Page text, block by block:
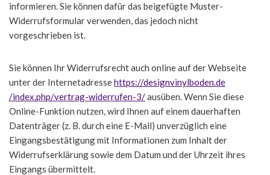
informieren. Sie können dafür das beigefügte Muster-
Widerrufsformular verwenden, das jedoch nicht
vorgeschrieben ist.
Sie können Ihr Widerrufsrecht auch online auf der Webseite
unter der Internetadressehttps://designvinylboden.de
/index.php/vertrag-widerrufen-3/ausüben. Wenn Sie diese
Online-Funktion nutzen, wird Ihnen auf einem dauerhaften
Datenträger (z. B. durch eine E-Mail) unverzüglich eine
Eingangsbestätigung mit Informationen zum Inhalt der
Widerrufserklärung sowie dem Datum und der Uhrzeit ihres
Eingangs übermittelt.